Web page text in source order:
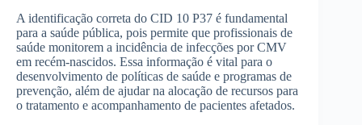
A identificação correta do CID 10 P37 é fundamental
para a saúde pública, pois permite que profissionais de
saúde monitorem a incidência de infecções por CMV
em recém-nascidos. Essa informação é vital para o
desenvolvimento de políticas de saúde e programas de
prevenção, além de ajudar na alocação de recursos para
o tratamento e acompanhamento de pacientes afetados.